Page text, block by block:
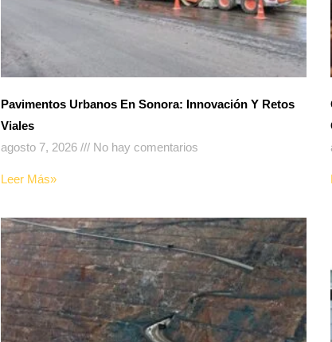
Pavimentos Urbanos En Sonora: Innovación Y Retos
Viales
agosto 7, 2026
No hay comentarios
Leer Más»